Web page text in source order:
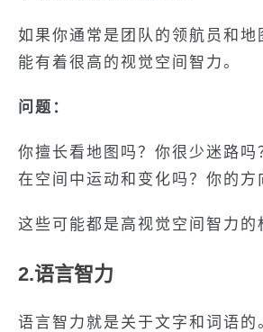
如果你通常是团队的领航员和地
能有着很高的视觉空间智力。
问题：
你擅长看地图吗？你很少迷路吗
在空间中运动和变化吗？你的方
这些可能都是高视觉空间智力的
2.语言智力
语言智力就是关于文字和词语的